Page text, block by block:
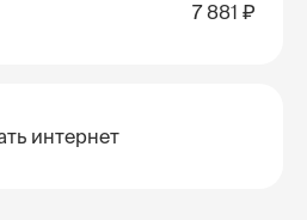
7 881 ₽
интернет